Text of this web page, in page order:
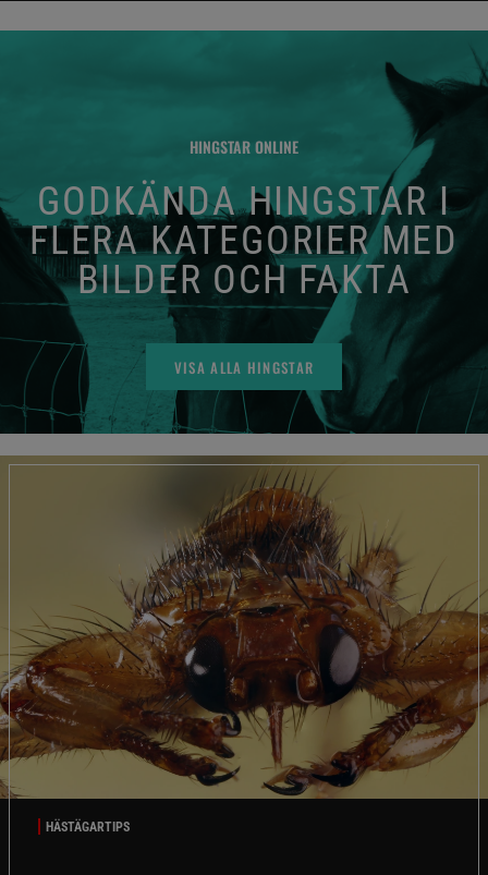
HINGSTAR ONLINE
GODKÄNDA HINGSTAR I
FLERA KATEGORIER MED
BILDER OCH FAKTA
VISA ALLA HINGSTAR
HÄSTÄGARTIPS